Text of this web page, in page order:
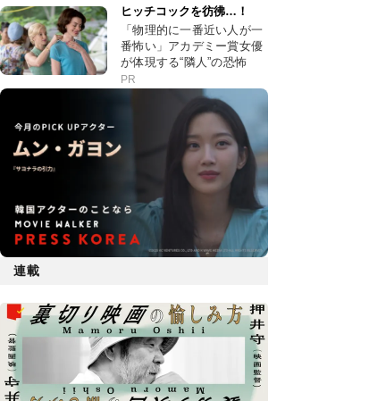
ヒッチコックを彷彿…！
「物理的に一番近い人が一
番怖い」アカデミー賞女優
が体現する“隣人”の恐怖
PR
連載